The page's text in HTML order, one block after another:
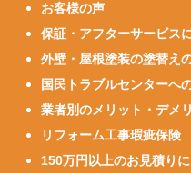
お客様の声
保証・アフターサービス
外壁・屋根塗装の塗替え
国民トラブルセンターへ
業者別のメリット・デメ
リフォーム工事瑕疵保険
150万円以上のお見積り